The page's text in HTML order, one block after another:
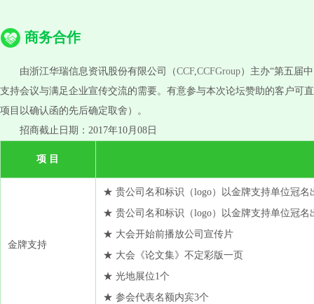
商务合作
由浙江华瑞信息资讯股份有限公司（CCF,CCFGroup）主办“第五届
支持会议与满足企业宣传交流的需要。有意参与本次论坛赞助的客户可
项目以确认函的先后确定取舍）。
招商截止日期：2017年10月08日
项 目
金牌支持
★ 贵公司名和标识（logo）以金牌支持单位冠名
★ 贵公司名和标识（logo）以金牌支持单位冠
★ 大会开始前播放公司宣传片
★ 大会《论文集》不定彩版一页
★ 光地展位1个
★ 参会代表名额内宾3个